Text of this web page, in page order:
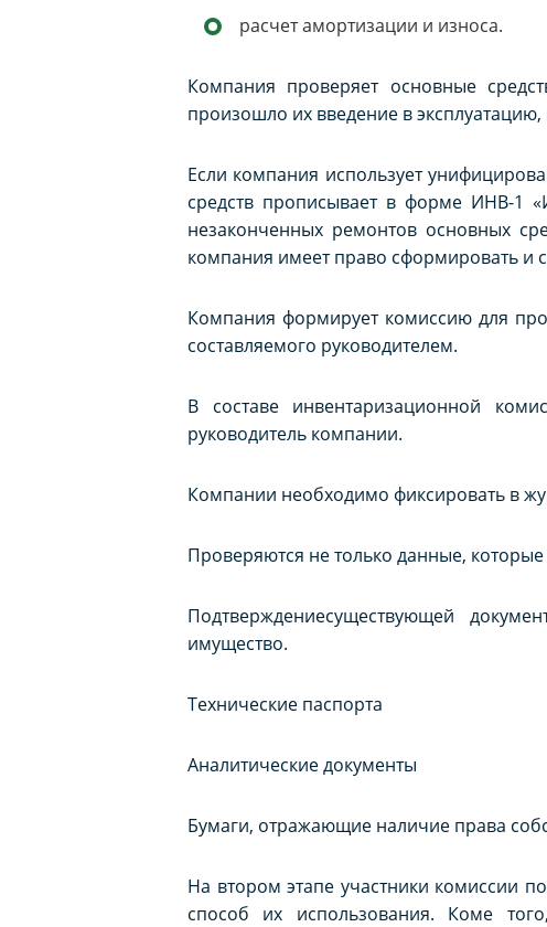
расчет амортизации и износа.
Компания проверяет основные
произошло их введение в
Если компания использует
средств прописывает в форме ИНВ-1
незаконченных ремонтов основных
компания имеет право сформировать и
Компания формирует комиссию для
составляемого руководителем.
В составе инвентаризационной
руководитель компании.
Компании необходимо фиксировать в
Проверяются не только данные,
Подтверждениесуществующей
имущество.
Технические паспорта
Аналитические документы
Бумаги, отражающие наличие права
На втором этапе участники комиссии
способ их использования. Коме